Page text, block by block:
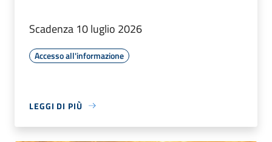
Scadenza 10 luglio 2026
Accesso all'informazione
LEGGI DI PIÙ